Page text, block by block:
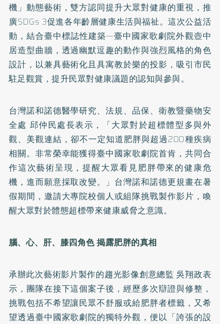
機」動態藝術，雙方認同提升大眾對健康的重視，推
廣SDGs 3促進各年齡層健康生活與福祉。這次公益活
動，結合臺中標誌性建築—臺中國家歌劇院外觀壺中
居造型曲牆，透過幽默逗趣的動作與強烈風格的角色
設計，以兼具藝術化且具寓教於樂的投影，吸引市民
駐足觀賞，提升民眾對健康議題的認知與參與。
台灣諾和諾德醫學研究、法規、品保、衛教暨藥物安
全處 邱仲民處長表示，「大眾對於超標體型多與外
觀、美觀連結，卻不一定知道肥胖與超過200種疾病
相關。非常榮幸能獲得臺中國家歌劇院首肯，共同合
作這次藝術呈現，提醒大眾看見肥胖帶來的健康危
機，進而願意採取改變。」台灣諾和諾德更規畫在暑
假期間，邀請大專院校個人或組隊挑戰製作影片，喚
醒大眾對於體態超標帶來健康威脅之意識。
腦、心、肝、膝四角色 揭露肥胖的真相
承辦此次藝術影片製作的趨光影像創意總監 吳翔政表
示，團隊在接下這個案子後，經歷多次辯證與修整，
挑戰包括不希望讓民眾不舒服或給肥胖者標籤，又希
望透過臺中國家歌劇院的獨特外觀，便以「誇張的設